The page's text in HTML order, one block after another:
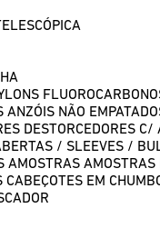
ANZÓIS NÃO
DESTORCEDORES C/
/ SLEEVES /
AMOSTRAS AMOSTRAS
CABEÇOTES EM